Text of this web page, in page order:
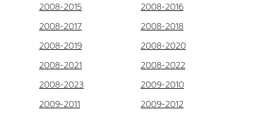
2008-2015
2008-2016
2008-2017
2008-2018
2008-2019
2008-2020
2008-2021
2008-2022
2008-2023
2009-2010
2009-2011
2009-2012